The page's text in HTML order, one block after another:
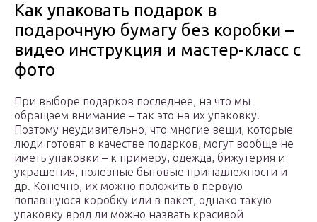
Как упаковать подарок в
подарочную бумагу без коробки –
видео инструкция и мастер-класс с
фото
При выборе подарков последнее, на что мы
обращаем внимание – так это на их упаковку.
Поэтому неудивительно, что многие вещи, которые
люди готовят в качестве подарков, могут вообще не
иметь упаковки – к примеру, одежда, бижутерия и
украшения, полезные бытовые принадлежности и
др. Конечно, их можно положить в первую
попавшуюся коробку или в пакет, однако такую
упаковку вряд ли можно назвать красивой